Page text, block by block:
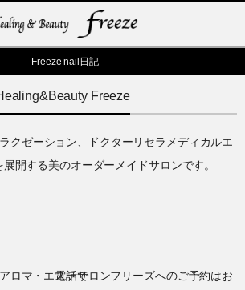
Freeze nail日記
Freeze
クゼーション、ドクターリセラメディカルエ
開する美のオーダーメイドサロンです。